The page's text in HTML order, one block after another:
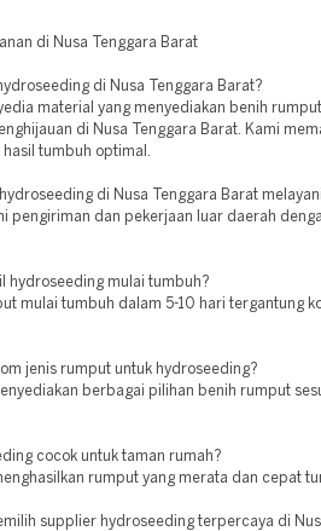
di Nusa Tenggara Barat
di Nusa Tenggara Barat?
material yang menyediakan benih
di Nusa Tenggara Barat. Kami
tumbuh optimal.
di Nusa Tenggara Barat
pengiriman dan pekerjaan luar daerah
hydroseeding mulai tumbuh?
mulai tumbuh dalam 5-10 hari tergantung
jenis rumput untuk hydroseeding?
berbagai pilihan benih rumput
cocok untuk taman rumah?
rumput yang merata dan cepat
supplier hydroseeding terpercaya di